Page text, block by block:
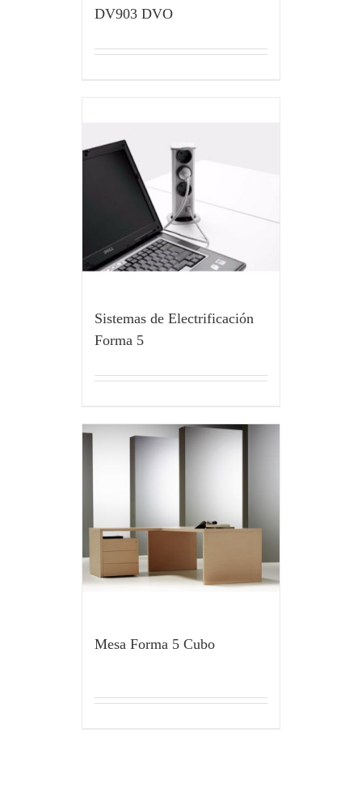
DV903 DVO
Sistemas de Electrificación
Forma 5
Mesa Forma 5 Cubo